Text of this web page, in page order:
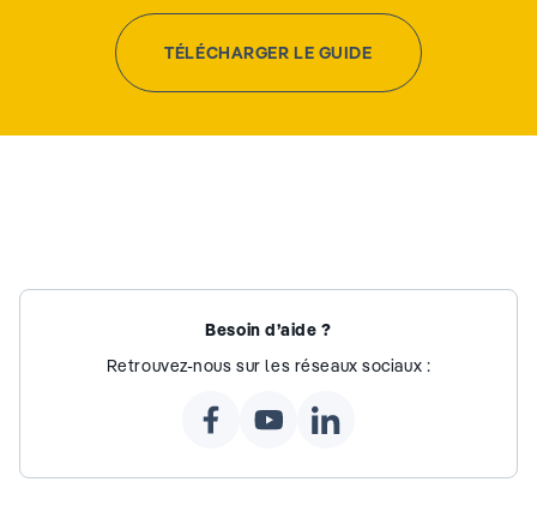
TÉLÉCHARGER LE GUIDE
Besoin d’aide ?
Retrouvez-nous sur les réseaux sociaux :